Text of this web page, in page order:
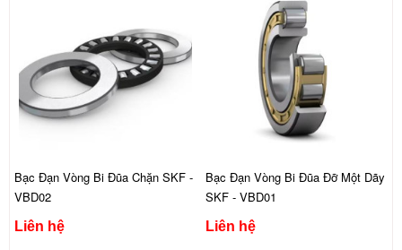
Bạc Đạn Vòng Bi Đũa Chặn SKF -
VBD02
Liên hệ
Bạc Đạn Vòng Bi Đũa Đỡ Một Dãy
SKF - VBD01
Liên hệ